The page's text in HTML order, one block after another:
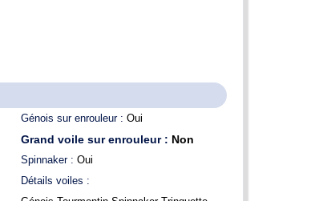
Génois sur enrouleur : Oui
Grand voile sur enrouleur : Non
Spinnaker : Oui
Détails voiles :